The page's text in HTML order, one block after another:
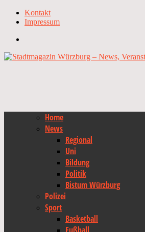
Kontakt
Impressum
Home
News
Regional
Uni
Bildung
Politik
Bistum Würzburg
Polizei
Sport
Basketball